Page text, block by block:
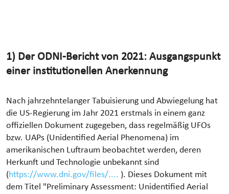
1) Der ODNI-Bericht von 2021: Ausgangspunkt
einer institutionellen Anerkennung
Nach jahrzehntelanger Tabuisierung und Abwiegelung hat
die US-Regierung im Jahr 2021 erstmals in einem ganz
offiziellen Dokument zugegeben, dass regelmäßig UFOs
bzw. UAPs (Unidentified Aerial Phenomena) im
amerikanischen Luftraum beobachtet werden, deren
Herkunft und Technologie unbekannt sind
(https://www.dni.gov/files/.... ). Dieses Dokument mit
dem Titel "Preliminary Assessment: Unidentified Aerial